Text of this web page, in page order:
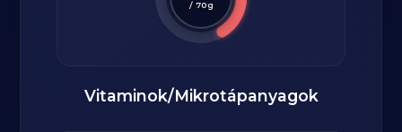
/ 70g
Vitaminok/Mikrotápanyagok